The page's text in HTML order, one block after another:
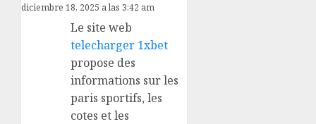
diciembre 18, 2025 a las 3:42 am
Le site web
telecharger 1xbet
propose des
informations sur les
paris sportifs, les
cotes et les